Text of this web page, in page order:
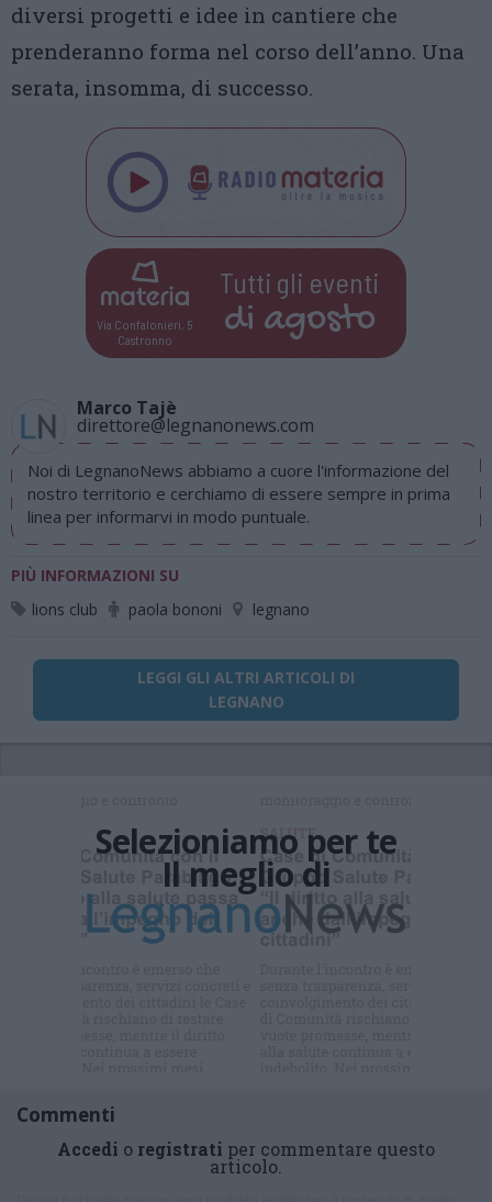
diversi progetti e idee in cantiere che
prenderanno forma nel corso dell’anno. Una
serata, insomma, di successo.
Via Confalonieri, 5
Castronno
Tutti gli eventi
di agosto
Marco Tajè
direttore@legnanonews.com
Noi di LegnanoNews abbiamo a cuore l'informazione del
nostro territorio e cerchiamo di essere sempre in prima
linea per informarvi in modo puntuale.
PIÙ INFORMAZIONI SU
lions club
paola bononi legnano
LEGGI GLI ALTRI ARTICOLI DI
LEGNANO
Selezioniamo per te
Il meglio di
Iscriviti alla
Commenti
Accedi o registrati per commentare questo
articolo.